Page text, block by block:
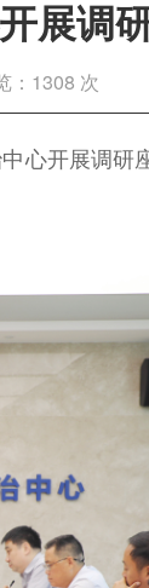
展调
：1308 次
心开展调